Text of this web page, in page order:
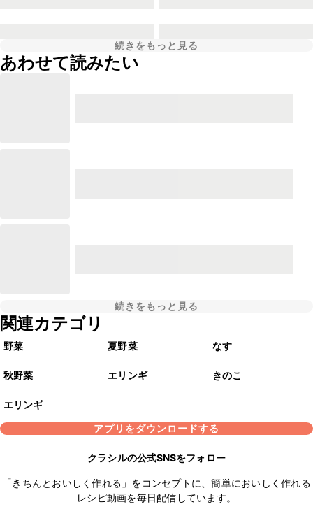
続きをもっと見る
あわせて読みたい
続きをもっと見る
関連カテゴリ
野菜 夏野菜 なす
秋野菜 エリンギ きのこ
エリンギ
アプリをダウンロードする
クラシルの公式SNSをフォロー
「きちんとおいしく作れる」をコンセプトに、簡単においしく作れる
レシピ動画を毎日配信しています。